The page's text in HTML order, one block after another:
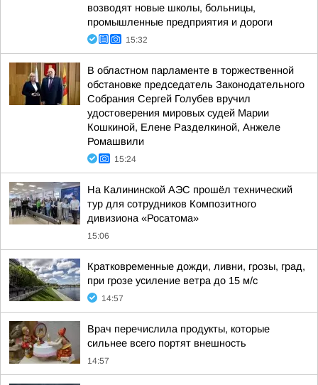
возводят новые школы, больницы,
промышленные предприятия и дороги
15:32
В областном парламенте в торжественной
обстановке председатель Законодательного
Собрания Сергей Голубев вручил
удостоверения мировых судей Марии
Кошкиной, Елене Разделкиной, Анжеле
Ромашвили
15:24
На Калининской АЭС прошёл технический
тур для сотрудников Композитного
дивизиона «Росатома»
15:06
Кратковременные дожди, ливни, грозы, град,
при грозе усиление ветра до 15 м/с
14:57
Врач перечислила продукты, которые
сильнее всего портят внешность
14:57